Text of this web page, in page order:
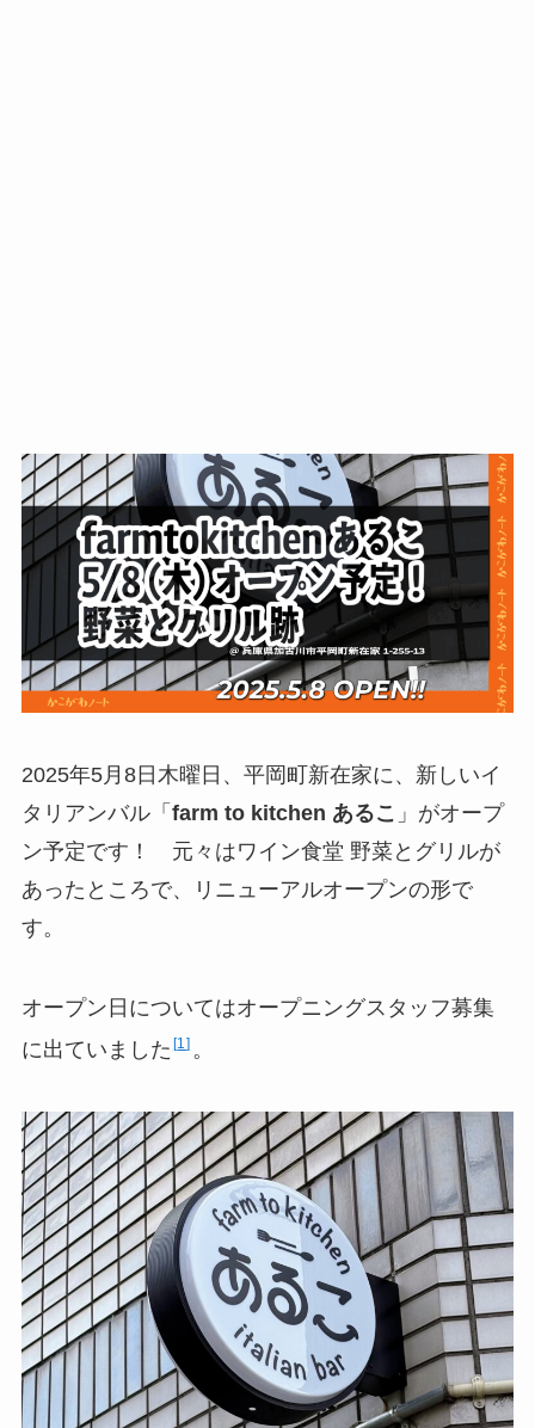
2025年5月8日木曜日、平岡町新在家に、新しいイ
タリアンバル「 farm to kitchen あるこ 」がオープ
ン予定です！ 元々はワイン食堂 野菜とグリルが
あったところで、リニューアルオープンの形で
す。
オープン日についてはオープニングスタッフ募集
に出ていました 1 。